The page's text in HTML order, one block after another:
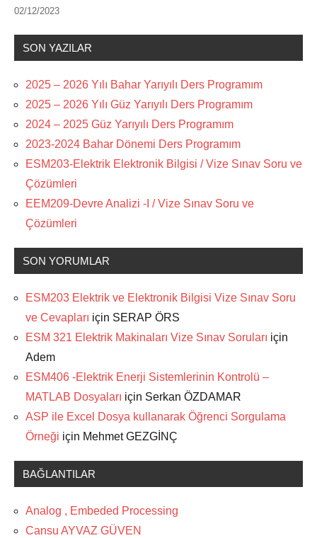
02/12/2023
SON YAZILAR
2025 – 2026 Yılı Bahar Yarıyılı Ders Programım
2025 – 2026 Yılı Güz Yarıyılı Ders Programım
2024 – 2025 Güz Yarıyılı Ders Programım
2023-2024 Bahar Dönemi Ders Programım
ESM203-Elektrik Elektronik Bilgisi / Vize Sınav Soru ve
Çözümleri
EEM209-Devre Analizi -I / Vize Sınav Soru ve
Çözümleri
SON YORUMLAR
ESM203 Elektrik ve Elektronik Bilgisi Vize Sınav Soru
ve Cevapları için SERAP ÖRS
ESM 321 Elektrik Makinaları Vize Sınav Soruları için
Adem
ESM406 -Elektrik Enerji Sistemlerinin Kontrolü –
MATLAB Dosyaları için Serkan ÖZDAMAR
ASP ile Excel Dosya kullanarak Öğrenci Sorgulama
Örneği için Mehmet GEZGİNÇ
BAĞLANTILAR
Analog , Embeded Processing
Cansu AYVAZ GÜVEN